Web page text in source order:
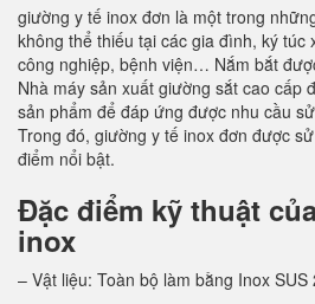
giường y tế inox đơn là một trong
không thể thiếu tại các gia đình, ký túc
công nghiệp, bệnh viện… Nắm bắt
Nhà máy sản xuất giường sắt cao cấp
sản phẩm để đáp ứng được nhu cầu
Trong đó, giường y tế inox đơn được
điểm nổi bật.
Đặc điểm kỹ thuật
inox
– Vật liệu: Toàn bộ làm bằng Inox SUS